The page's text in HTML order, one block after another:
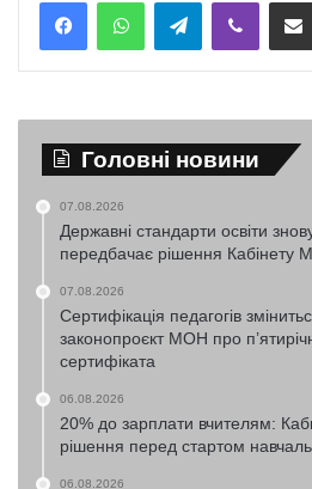
Головні новини
07.08.2026
Державні стандарти освіти
передбачає рішення Кабінету
07.08.2026
Сертифікація педагогів
законопроєкт МОН про
сертифіката
06.08.2026
20% до зарплати вчителям:
рішення перед стартом
06.08.2026